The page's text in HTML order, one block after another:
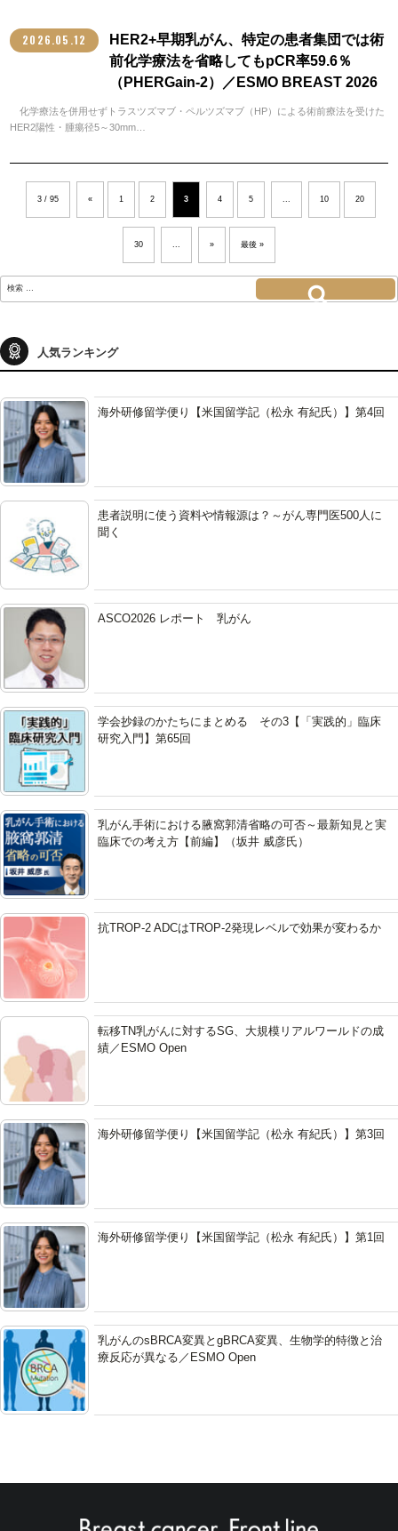
2026.05.12
HER2+早期乳がん、特定の患者集団では術
前化学療法を省略してもpCR率59.6％
（PHERGain-2）／ESMO BREAST 2026
化学療法を併用せずトラスツズマブ・ペルツズマブ（HP）による術前療法を受けた
HER2陽性・腫瘍径5～30mm…
3 / 95 « 1 2 3 4 5 10 20
30 » 最後 »
索:
人気ランキング
海外研修留学便り【米国留学記（松永 有紀氏）】第4回
患者説明に使う資料や情報源は？～がん専門医500人に
聞く
ASCO2026 レポート 乳がん
学会抄録のかたちにまとめる その3【「実践的」臨床
研究入門】第65回
乳がん手術における腋窩郭清省略の可否～最新知見と実
臨床での考え方【前編】（坂井 威彦氏）
抗TROP-2 ADCはTROP-2発現レベルで効果が変わるか
転移TN乳がんに対するSG、大規模リアルワールドの成
績／ESMO Open
海外研修留学便り【米国留学記（松永 有紀氏）】第3回
海外研修留学便り【米国留学記（松永 有紀氏）】第1回
乳がんのsBRCA変異とgBRCA変異、生物学的特徴と治
療反応が異なる／ESMO Open